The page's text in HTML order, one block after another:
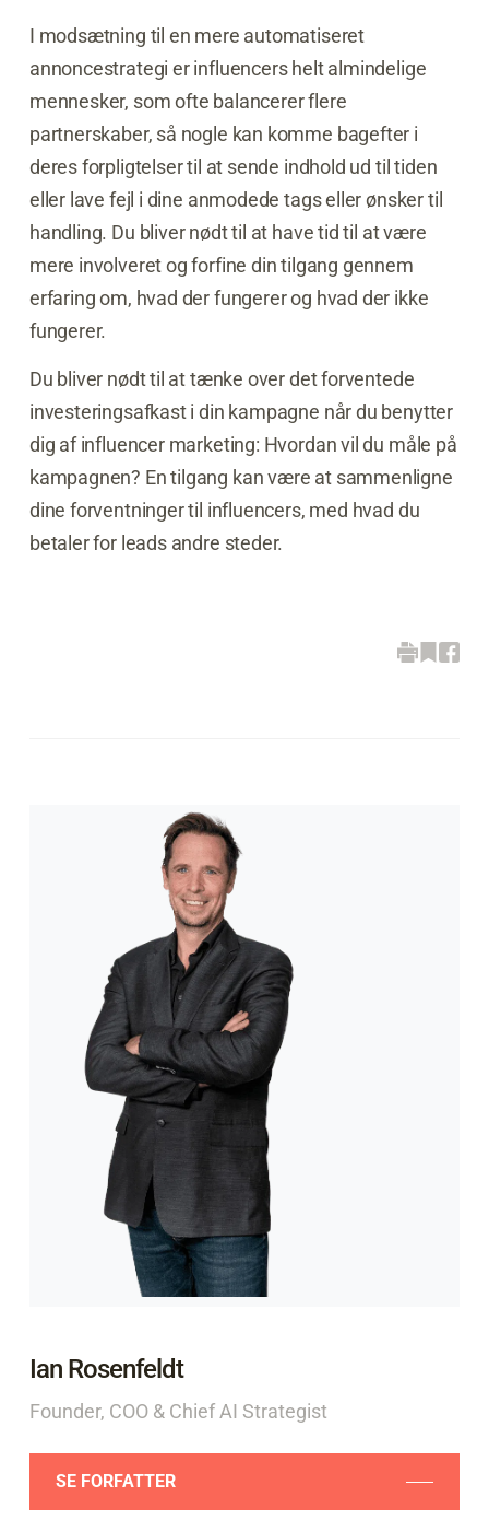
I modsætning til en mere automatiseret
annoncestrategi er influencers helt almindelige
mennesker, som ofte balancerer flere
partnerskaber, så nogle kan komme bagefter i
deres forpligtelser til at sende indhold ud til tiden
eller lave fejl i dine anmodede tags eller ønsker til
handling. Du bliver nødt til at have tid til at være
mere involveret og forfine din tilgang gennem
erfaring om, hvad der fungerer og hvad der ikke
fungerer.
Du bliver nødt til at tænke over det forventede
investeringsafkast i din kampagne når du benytter
dig af influencer marketing: Hvordan vil du måle på
kampagnen? En tilgang kan være at sammenligne
dine forventninger til influencers, med hvad du
betaler for leads andre steder.
Ian Rosenfeldt
Founder, COO & Chief AI Strategist
SE FORFATTER